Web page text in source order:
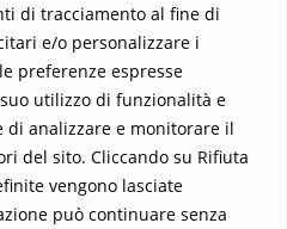
di tracciamento al fine di
e/o personalizzare i
preferenze espresse
utilizzo di funzionalità e
di analizzare e monitorare il
del sito. Cliccando su Rifiuta
vengono lasciate
può continuare senza
Contatti